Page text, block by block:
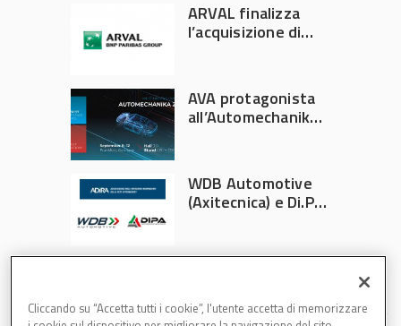
ARVAL finalizza
l’acquisizione di
AVA protagonista
all’Automechanika
WDB Automotive
(Axitecnica) e Di.Pa.
Cliccando su “Accetta tutti i cookie”, l'utente accetta di memorizzare